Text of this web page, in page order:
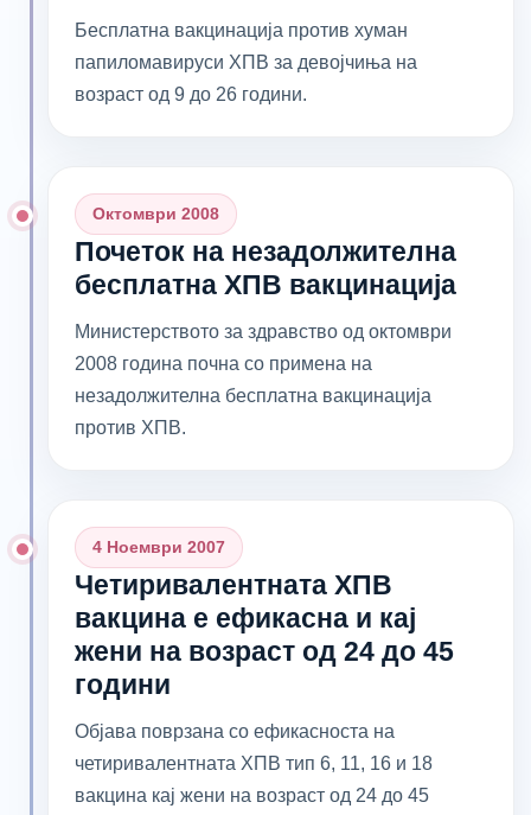
Бесплатна вакцинација против хуман
папиломавируси ХПВ за девојчиња на
возраст од 9 до 26 години.
Почеток на незадолжителна
бесплатна ХПВ вакцинација
Октомври 2008
Министерството за здравство од октомври
2008 година почна со примена на
незадолжителна бесплатна вакцинација
против ХПВ.
Четиривалентната ХПВ
вакцина е ефикасна и кај
жени на возраст од 24 до 45
години
4 Ноември 2007
Објава поврзана со ефикасноста на
четиривалентната ХПВ тип 6, 11, 16 и 18
вакцина кај жени на возраст од 24 до 45